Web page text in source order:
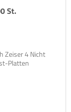
St.
Zeiser 4 Nicht
Platten